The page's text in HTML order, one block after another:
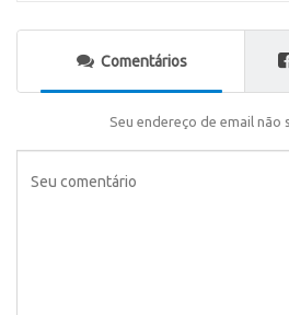
Comentários
Seu endereço de email não